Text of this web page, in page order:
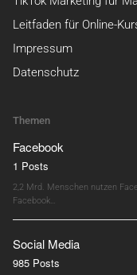
Leitfaden für Online-
Impressum
Datenschutz
Themen
Facebook
1 Posts
2,2 Mrd. Menschen nutzen
Facebook…
Social Media
985 Posts